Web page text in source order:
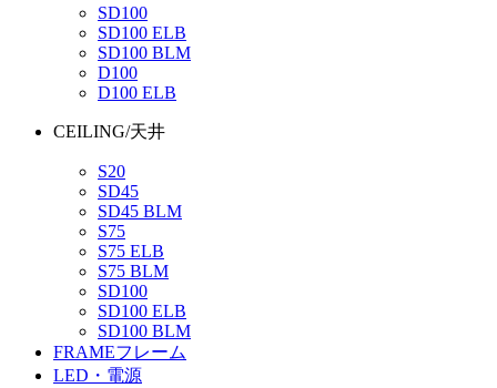
SD100
SD100 ELB
SD100 BLM
D100
D100 ELB
CEILING/天井
S20
SD45
SD45 BLM
S75
S75 ELB
S75 BLM
SD100
SD100 ELB
SD100 BLM
FRAMEフレーム
LED・電源